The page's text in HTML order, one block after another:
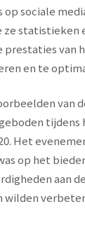
op sociale
ze statistieken
van
en te
van
tijdens
Het
op het
aan